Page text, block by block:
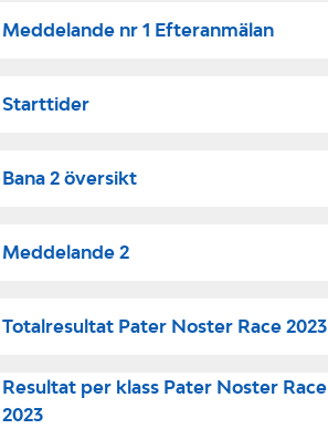
Meddelande nr 1 Efteranmälan
Starttider
Bana 2 översikt
Meddelande 2
Totalresultat Pater Noster Race 2023
Resultat per klass Pater Noster Race
2023